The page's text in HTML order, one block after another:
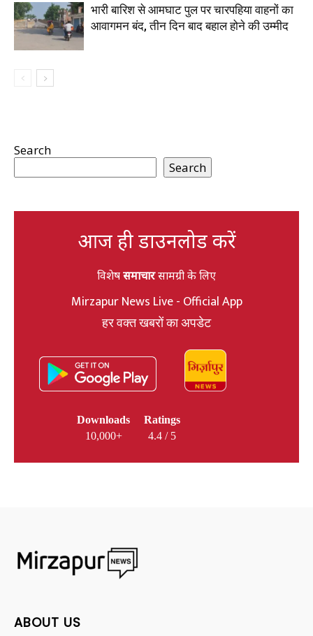
भारी बारिश से आमघाट पुल पर चारपहिया वाहनों का
आवागमन बंद, तीन दिन बाद बहाल होने की उम्मीद
Search
Search
आज ही डाउनलोड करें
विशेषसमाचारसामग्री के लिए
Mirzapur News Live - Official App
हर वक्त खबरों का अपडेट
Downloads
10,000+
Ratings
4.4 / 5
ABOUT US